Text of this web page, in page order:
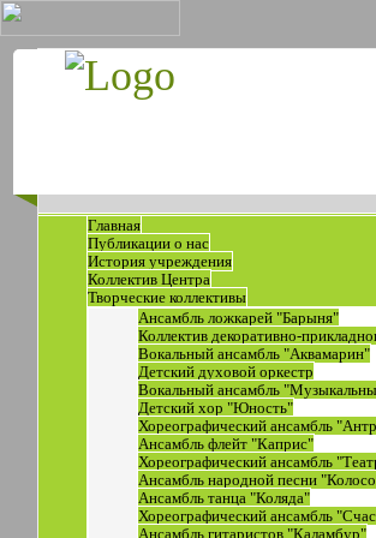
Главная
Публикации о нас
История учреждения
Коллектив Центра
Творческие коллективы
Ансамбль ложкарей "Барыня"
Коллектив декоративно-
Вокальный ансамбль "Аквамарин"
Детский духовой оркестр
Вокальный ансамбль
Детский хор "Юность"
Хореографический ансамбль
Ансамбль флейт "Каприс"
Хореографический ансамбль
Ансамбль народной песни
Ансамбль танца "Коляда"
Хореографический ансамбль
Ансамбль гитаристов "Каламбур"